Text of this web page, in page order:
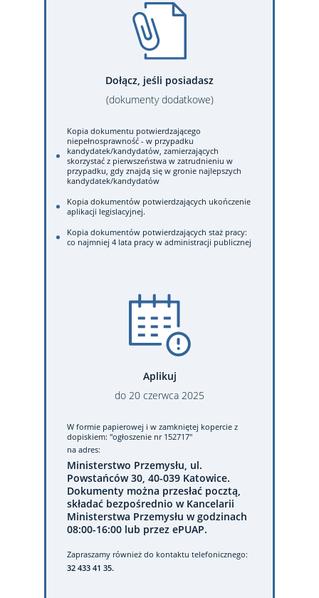
Dołącz, jeśli posiadasz
(dokumenty dodatkowe)
Kopia dokumentu potwierdzającego
niepełnosprawność - w przypadku
kandydatek/kandydatów, zamierzających
skorzystać z pierwszeństwa w zatrudnieniu w
przypadku, gdy znajdą się w gronie najlepszych
kandydatek/kandydatów
Kopia dokumentów potwierdzających ukończenie
aplikacji legislacyjnej.
Kopia dokumentów potwierdzających staż pracy:
co najmniej 4 lata pracy w administracji publicznej
Aplikuj
do 20 czerwca 2025
W formie papierowej i w zamkniętej kopercie z
dopiskiem: "ogłoszenie nr 152717"
na adres:
Ministerstwo Przemysłu, ul.
Powstańców 30, 40-039 Katowice.
Dokumenty można przesłać pocztą,
składać bezpośrednio w Kancelarii
Ministerstwa Przemysłu w godzinach
08:00-16:00 lub przez ePUAP.
Zapraszamy również do kontaktu telefonicznego:
32 433 41 35.